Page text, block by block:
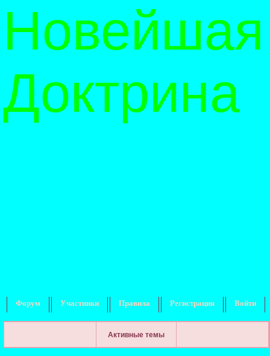
Новейшая
Доктрина
Форум Участники Правила Регистрация Войти
Активные темы